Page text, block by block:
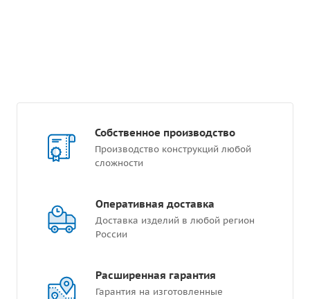
Собственное производство
Производство конструкций любой
сложности
Оперативная доставка
Доставка изделий в любой регион
России
Расширенная гарантия
Гарантия на изготовленные